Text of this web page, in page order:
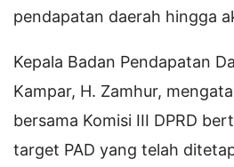
pendapatan daerah hingga
Kepala Badan Pendapatan
Kampar, H. Zamhur,
bersama Komisi III DPRD
target PAD yang telah